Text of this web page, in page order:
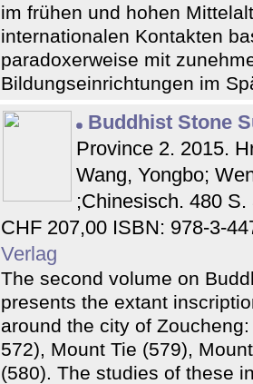
im frühen und hohen
internationalen Kontakten
paradoxerweise mit
Bildungseinrichtungen im
Buddhist Stone
Province 2. 2015.
Wang, Yongbo;
;Chinesisch. 480
CHF 207,00 ISBN: 978-3-
Verlag
The second volume on
presents the extant
around the city of
572), Mount Tie (579),
(580). The studies of these